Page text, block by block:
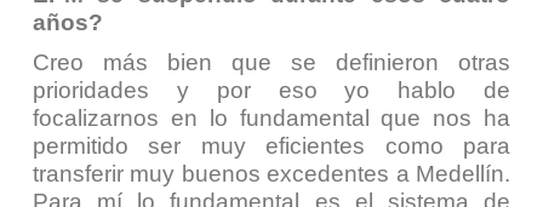
años?
Creo más bien que se definieron otras
prioridades y por eso yo hablo de
focalizarnos en lo fundamental que nos ha
permitido ser muy eficientes como para
transferir muy buenos excedentes a Medellín.